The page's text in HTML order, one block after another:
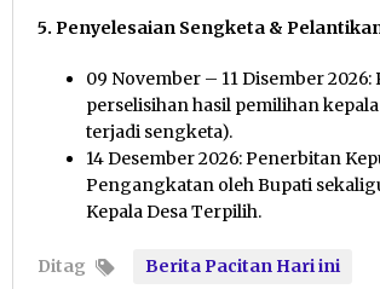
5. Penyelesaian Sengketa &
09 November – 11 Disember 2026:
perselisihan hasil pemilihan
terjadi sengketa).
14 Desember 2026: Penerbitan
Pengangkatan oleh Bupati
Kepala Desa Terpilih.
Ditag
Berita Pacitan Hari ini